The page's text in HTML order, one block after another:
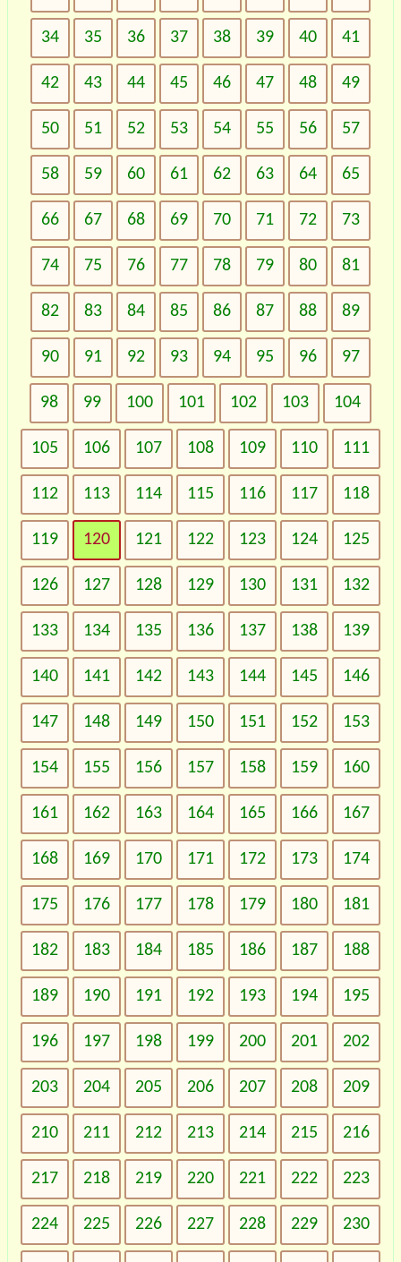
34 35 36 37 38 39 40 41
42 43 44 45 46 47 48 49
50 51 52 53 54 55 56 57
58 59 60 61 62 63 64 65
66 67 68 69 70 71 72 73
74 75 76 77 78 79 80 81
82 83 84 85 86 87 88 89
90 91 92 93 94 95 96 97
98 99 100 101 102 103 104
105 106 107 108 109 110 111
112 113 114 115 116 117 118
119 120 121 122 123 124 125
126 127 128 129 130 131 132
133 134 135 136 137 138 139
140 141 142 143 144 145 146
147 148 149 150 151 152 153
154 155 156 157 158 159 160
161 162 163 164 165 166 167
168 169 170 171 172 173 174
175 176 177 178 179 180 181
182 183 184 185 186 187 188
189 190 191 192 193 194 195
196 197 198 199 200 201 202
203 204 205 206 207 208 209
210 211 212 213 214 215 216
217 218 219 220 221 222 223
224 225 226 227 228 229 230